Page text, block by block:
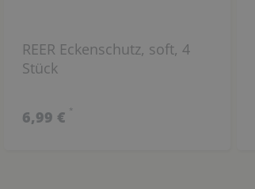
REER Eckenschutz, soft, 4
Stück
6,99 € *